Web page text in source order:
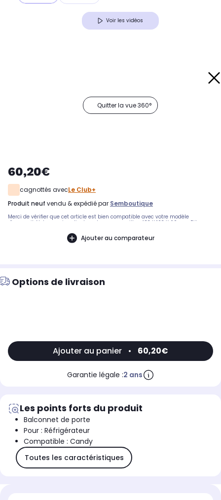
Voir les vidéos
Quitter la vue 360°
60,20€
cagnottés avecLe Club+
produit neuf vendu & expédié par Semboutique
Merci de vérifier que cet article est bien compatible avec votre modèle
d'appareil. Notre service client peut vous conseiller. 483 X 103 X 60 mm.Pièce
CANDY: CCDS6172FWH - 34002116, CCBS6182W - 34001930, CCDS6172X -
34001902, CCOLS6172WH - 34001939, CKDS6172X - 34001886, CCDS6172FXH -
Ajouter au comparateur
Options de livraison
Ajouter au panier • 60,20€
Garantie légale :2 ans
Les points forts du produit
Balconnet de porte
Pour : Réfrigérateur
Compatible : Candy
Toutes les caractéristiques